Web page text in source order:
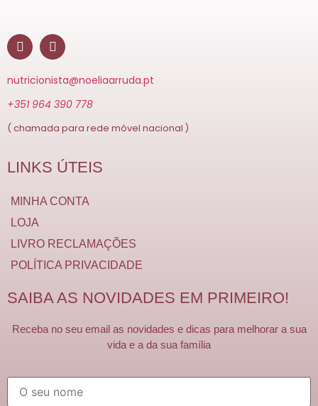
nutricionista@noeliaarruda.pt
+351 964 390 778
( chamada para rede móvel nacional )
LINKS ÚTEIS
MINHA CONTA
LOJA
LIVRO RECLAMAÇÕES
POLÍTICA PRIVACIDADE
SAIBA AS NOVIDADES EM PRIMEIRO!
Receba no seu email as novidades e dicas para melhorar a sua
vida e a da sua família